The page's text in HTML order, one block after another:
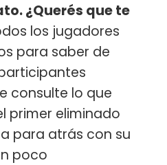
¿Querés que te
los jugadores
para saber de
consulte lo que
primer eliminado
para atrás con su
poco